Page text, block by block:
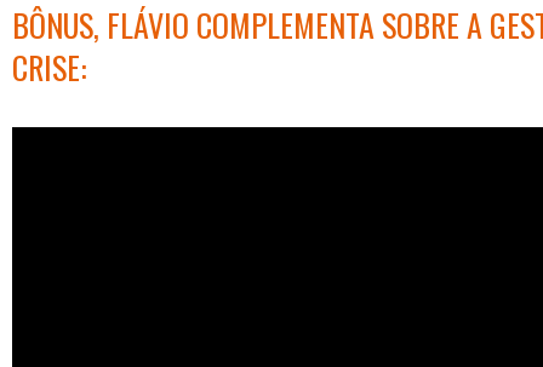
BÔNUS, FLÁVIO COMPLEMENTA SOBRE A
CRISE: